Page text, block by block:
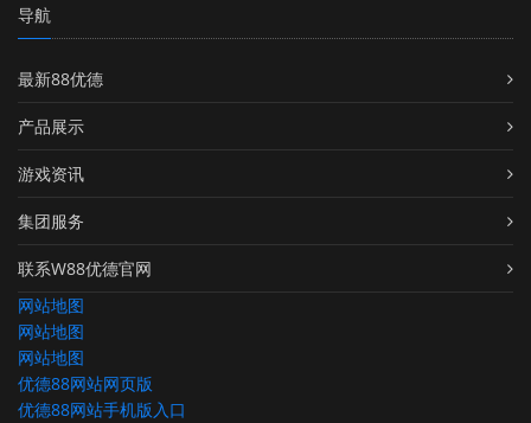
导航
最新88优德
产品展示
游戏资讯
集团服务
联系W88优德官网
网站地图
网站地图
网站地图
优德88网站网页版
优德88网站手机版入口